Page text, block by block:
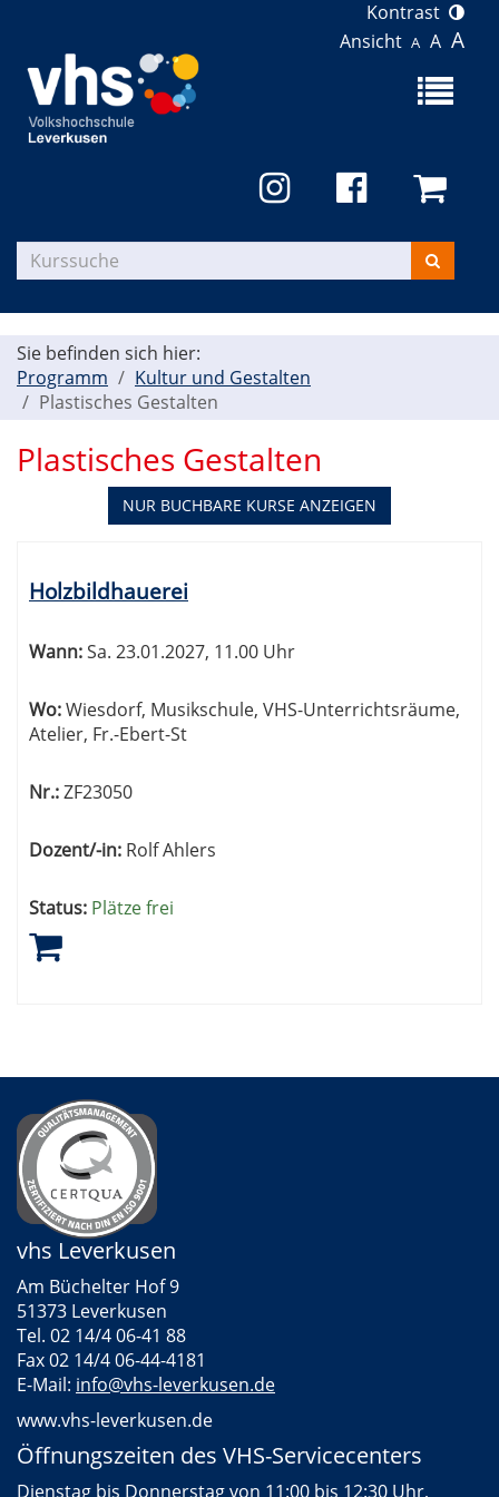
Kontrast
Ansicht A A A
Menü
Kurse
suchen
Sie befinden sich hier:
Programm
Kultur und Gestalten
Plastisches Gestalten
Plastisches Gestalten
NUR BUCHBARE KURSE ANZEIGEN
Tabellenüberschriften
können
werden.
Holzbildhauerei
Wann:Sa. 23.01.2027, 11.00 Uhr
Wo:Wiesdorf, Musikschule, VHS-Unterrichtsräume,
Atelier, Fr.-Ebert-St
Nr.:ZF23050
Dozent/-in: Rolf Ahlers
Status: Plätze frei
vhs Leverkusen
Am Büchelter Hof 9
51373 Leverkusen
Tel. 02 14/4 06-41 88
Fax 02 14/4 06-44-4181
E-Mail: info@vhs-leverkusen.de
www.vhs-leverkusen.de
Öffnungszeiten des VHS-Servicecenters
Dienstag bis Donnerstag von 11:00 bis 12:30 Uhr,